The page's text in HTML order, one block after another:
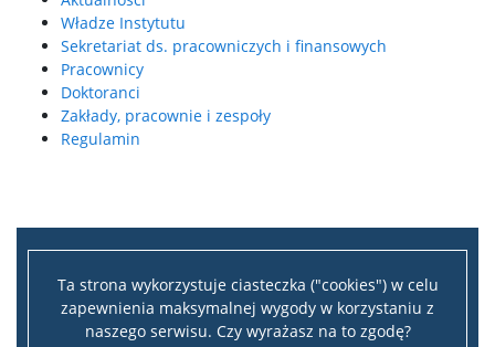
Ta strona wykorzystuje ciasteczka ("cookies") w celu
zapewnienia maksymalnej wygody w korzystaniu z
naszego serwisu. Czy wyrażasz na to zgodę?
Studia JiS
Studia LST
Studia podyplomowe
EMCI
Władze Instytutu
Sekretariat ds. pracowniczych i finansowych
Pracownicy
Doktoranci
Zakłady, pracownie i zespoły
Regulamin